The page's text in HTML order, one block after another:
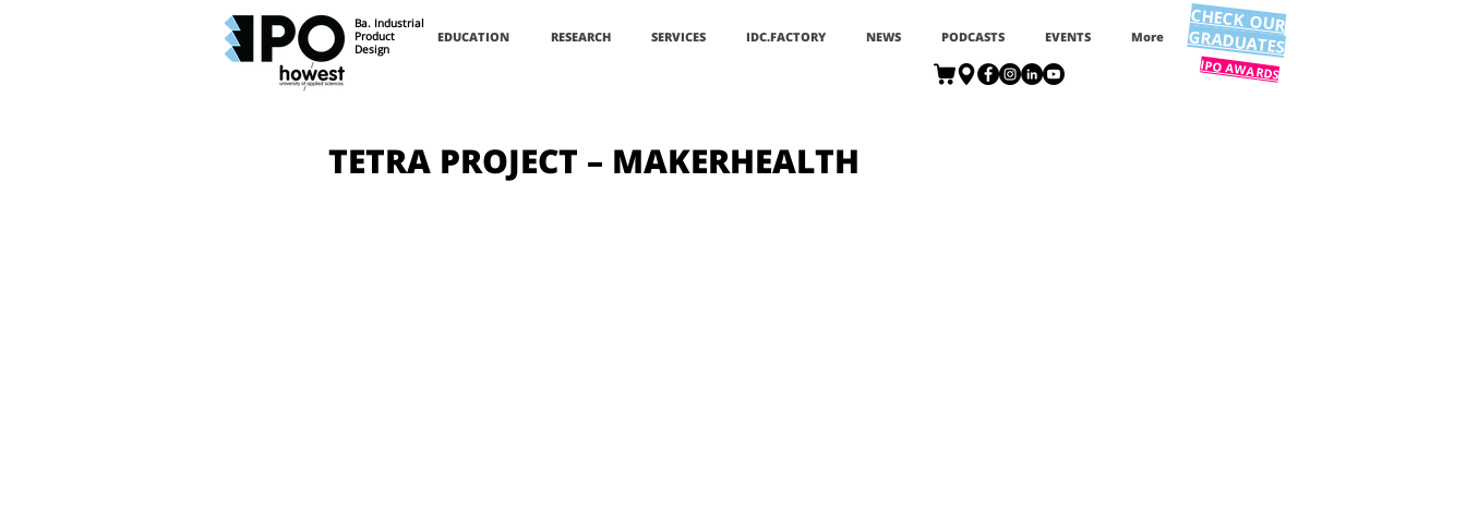
Ba. Industrial
Product
Design
EDUCATION RESEARCH SERVICES IDC.FACTORY NEWS PODCASTS EVENTS More
CHECK OUR
GRADUATES
IPO AWARDS
TETRA PROJECT – MAKERHEALTH